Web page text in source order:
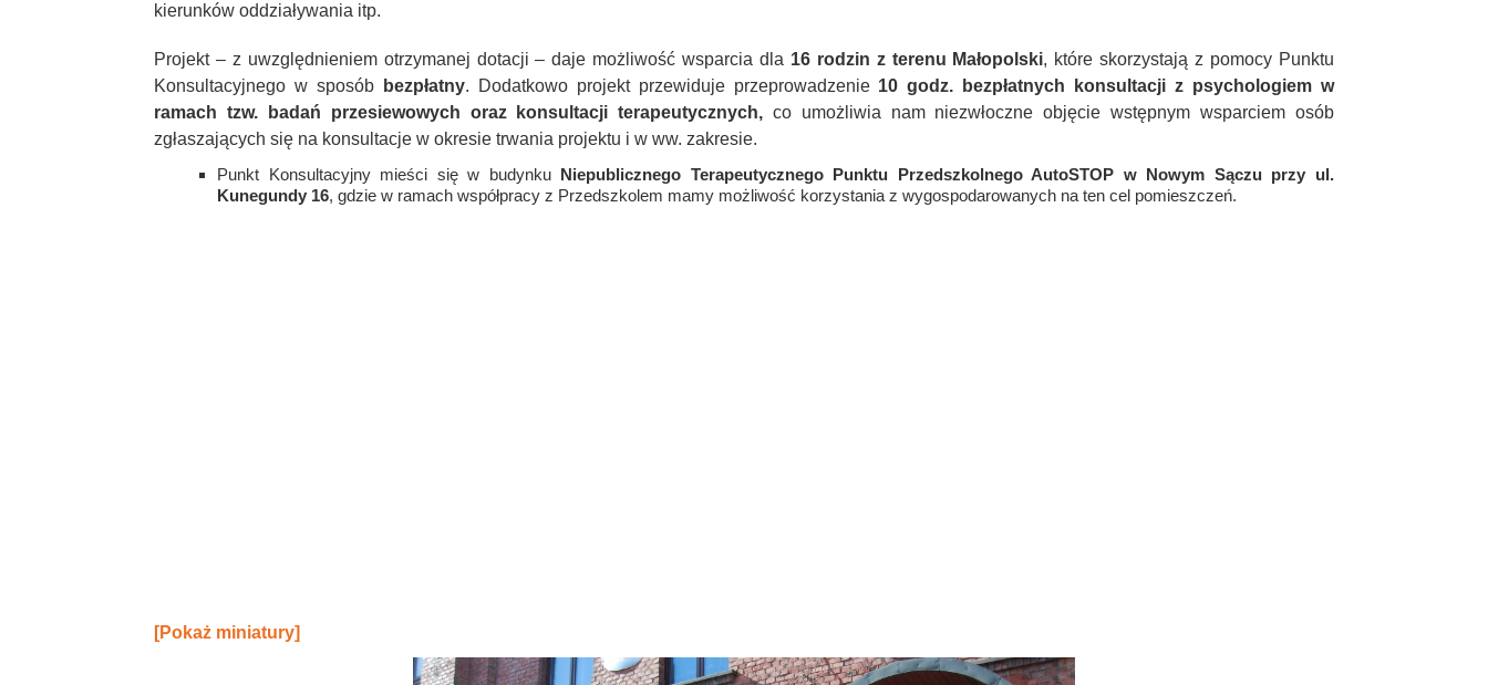
kierunków oddziaływania itp.
Projekt – z uwzględnieniem otrzymanej dotacji – daje możliwość wsparcia dla 16 rodzin z terenu Małopolski, które skorzystają z pomocy Punktu
Konsultacyjnego w sposób bezpłatny. Dodatkowo projekt przewiduje przeprowadzenie 10 godz. bezpłatnych konsultacji z psychologiem w
ramach tzw. badań przesiewowych oraz konsultacji terapeutycznych, co umożliwia nam niezwłoczne objęcie wstępnym wsparciem osób
zgłaszających się na konsultacje w okresie trwania projektu i w ww. zakresie.
Punkt Konsultacyjny mieści się w budynku Niepublicznego Terapeutycznego Punktu Przedszkolnego AutoSTOP w Nowym Sączu przy ul.
Kunegundy 16, gdzie w ramach współpracy z Przedszkolem mamy możliwość korzystania z wygospodarowanych na ten cel pomieszczeń.
[Pokaż miniatury]